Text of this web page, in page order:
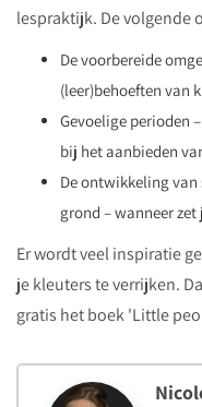
lespraktijk. De volgende
De voorbereide
(leer)behoeften van
Gevoelige perioden
bij het aanbieden
De ontwikkeling van
grond – wanneer
Er wordt veel inspiratie
je kleuters te verrijken.
gratis het boek 'Little